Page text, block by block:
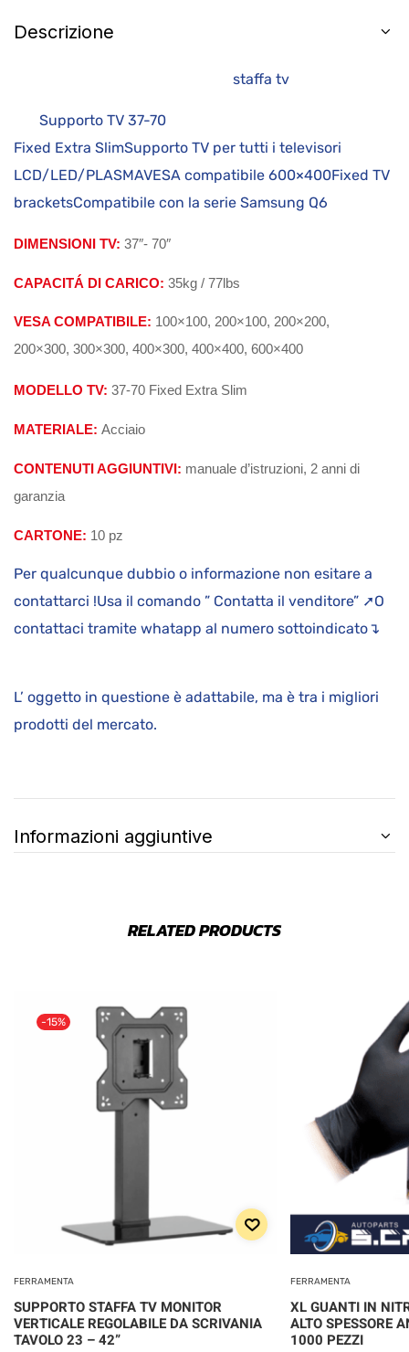
Descrizione
staffa tv
Supporto TV 37-70
Fixed Extra SlimSupporto TV per tutti i televisori
LCD/LED/PLASMAVESA compatibile 600×400Fixed TV
bracketsCompatibile con la serie Samsung Q6
DIMENSIONI TV: 37″- 70″
CAPACITÁ DI CARICO: 35kg / 77lbs
VESA COMPATIBILE: 100×100, 200×100, 200×200,
200×300, 300×300, 400×300, 400×400, 600×400
MODELLO TV: 37-70 Fixed Extra Slim
MATERIALE: Acciaio
CONTENUTI AGGIUNTIVI: manuale d’istruzioni, 2 anni di
garanzia
CARTONE: 10 pz
Per qualcunque dubbio o informazione non esitare a
contattarci !Usa il comando ” Contatta il venditore” ➚O
contattaci tramite whatapp al numero sottoindicato↴
L’ oggetto in questione è adattabile, ma è tra i migliori
prodotti del mercato.
Informazioni aggiuntive
RELATED PRODUCTS
-15%
FERRAMENTA
SUPPORTO STAFFA TV MONITOR
VERTICALE REGOLABILE DA SCRIVANIA
TAVOLO 23 – 42”
FERRAMENTA
XL GUANTI IN
ALTO SPESSORE
1000 PEZZI